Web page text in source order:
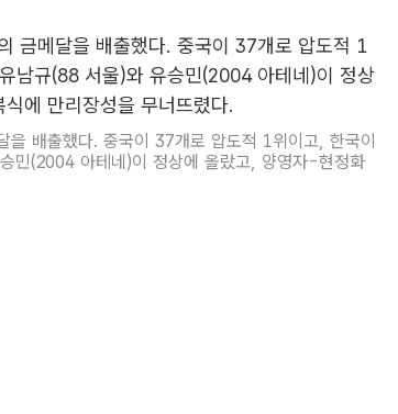
배출했다. 중국이 37개로 압도적 1위이고, 한국이
민(2004 아테네)이 정상에 올랐고, 양영자-현정화